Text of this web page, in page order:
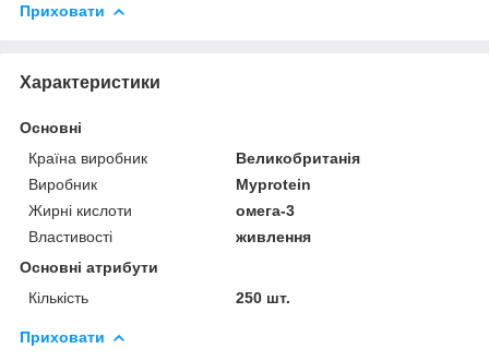
Приховати
Характеристики
Основні
Країна виробник
Великобританія
Виробник
Myprotein
Жирні кислоти
омега-3
Властивості
живлення
Основні атрибути
Кількість
250 шт.
Приховати